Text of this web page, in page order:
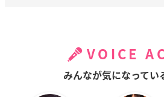
VOICE
みんなが気になってい